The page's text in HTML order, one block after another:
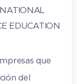
EDUCATION
que
del